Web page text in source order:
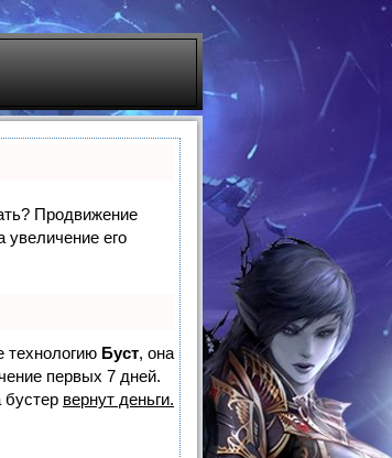
Продвижение
увеличение его
технологию Буст, она
первых 7 дней.
бустер вернут деньги.